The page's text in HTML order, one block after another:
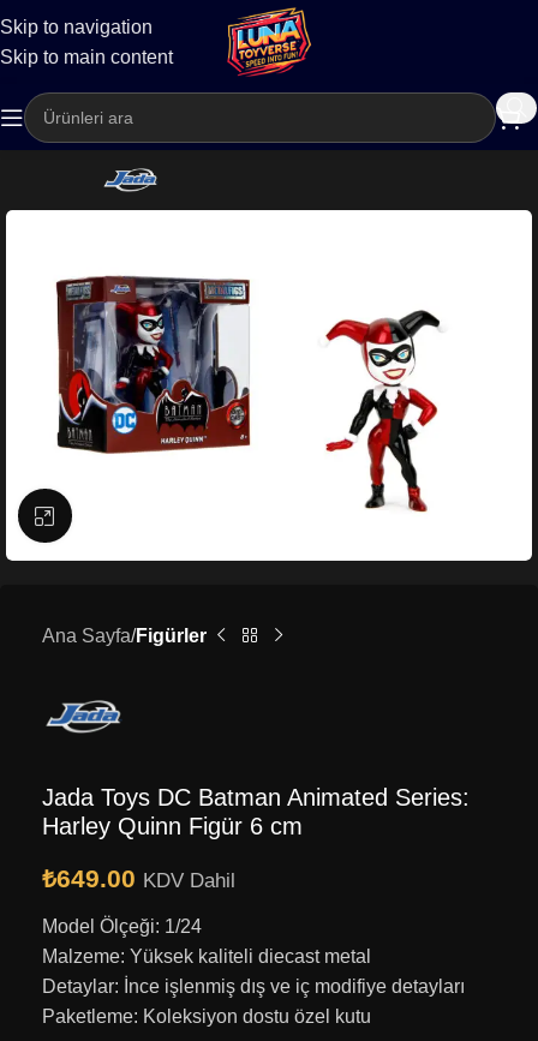
Skip to navigation
Skip to main content
Kargo
Büyütmek için tıklayın
Ana Sayfa Figürler
Jada Toys DC Batman Animated Series:
Harley Quinn Figür 6 cm
₺649.00 KDV Dahil
Model Ölçeği: 1/24
Malzeme: Yüksek kaliteli diecast metal
Detaylar: İnce işlenmiş dış ve iç modifiye detayları
Paketleme: Koleksiyon dostu özel kutu